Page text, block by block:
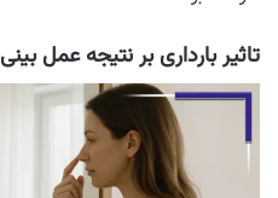
تاثیر بارداری بر نتیجه عمل بینی